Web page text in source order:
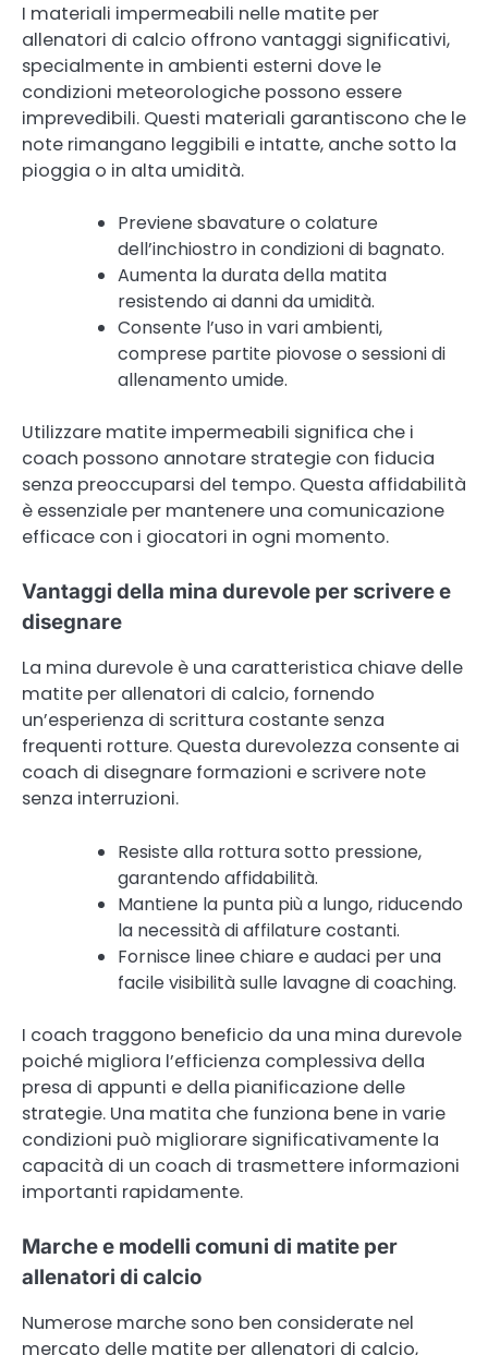
I materiali impermeabili nelle matite per
allenatori di calcio offrono vantaggi significativi,
specialmente in ambienti esterni dove le
condizioni meteorologiche possono essere
imprevedibili. Questi materiali garantiscono che le
note rimangano leggibili e intatte, anche sotto la
pioggia o in alta umidità.
Previene sbavature o colature
dell’inchiostro in condizioni di bagnato.
Aumenta la durata della matita
resistendo ai danni da umidità.
Consente l’uso in vari ambienti,
comprese partite piovose o sessioni di
allenamento umide.
Utilizzare matite impermeabili significa che i
coach possono annotare strategie con fiducia
senza preoccuparsi del tempo. Questa affidabilità
è essenziale per mantenere una comunicazione
efficace con i giocatori in ogni momento.
Vantaggi della mina durevole per scrivere e
disegnare
La mina durevole è una caratteristica chiave delle
matite per allenatori di calcio, fornendo
un’esperienza di scrittura costante senza
frequenti rotture. Questa durevolezza consente ai
coach di disegnare formazioni e scrivere note
senza interruzioni.
Resiste alla rottura sotto pressione,
garantendo affidabilità.
Mantiene la punta più a lungo, riducendo
la necessità di affilature costanti.
Fornisce linee chiare e audaci per una
facile visibilità sulle lavagne di coaching.
I coach traggono beneficio da una mina durevole
poiché migliora l’efficienza complessiva della
presa di appunti e della pianificazione delle
strategie. Una matita che funziona bene in varie
condizioni può migliorare significativamente la
capacità di un coach di trasmettere informazioni
importanti rapidamente.
Marche e modelli comuni di matite per
allenatori di calcio
Numerose marche sono ben considerate nel
mercato delle matite per allenatori di calcio,